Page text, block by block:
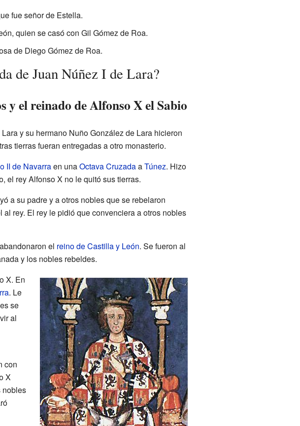
fue señor de Estella.
quien se casó con Gil Gómez de Roa.
de Diego Gómez de Roa.
de Juan Núñez I de Lara?
y el reinado de Alfonso X el Sabio
y su hermano Nuño González de Lara hicieron
tierras fueran entregadas a otro monasterio.
II de Navarraen unaOctava CruzadaaTúnez. Hizo
el rey Alfonso X no le quitó sus tierras.
a su padre y a otros nobles que se rebelaron
rey. El rey le pidió que convenciera a otros nobles
el reino de Castilla y León. Se fueron al
y los nobles rebeldes.
X. En
. Le
se
al
con
X
nobles